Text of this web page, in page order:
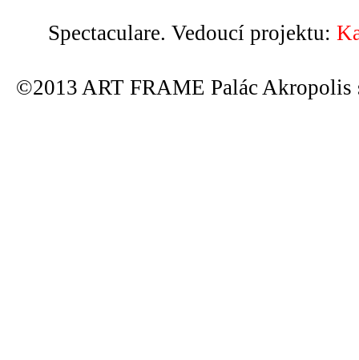
Spectaculare. Vedoucí projektu:
©2013 ART FRAME Palác Akropolis